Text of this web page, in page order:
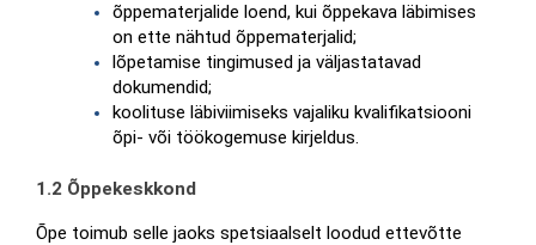
õppematerjalide loend, kui õppekava läbimises
on ette nähtud õppematerjalid;
lõpetamise tingimused ja väljastatavad
dokumendid;
koolituse läbiviimiseks vajaliku kvalifikatsiooni
õpi- või töökogemuse kirjeldus.
1.2 Õppekeskkond
Õpe toimub selle jaoks spetsiaalselt loodud ettevõtte